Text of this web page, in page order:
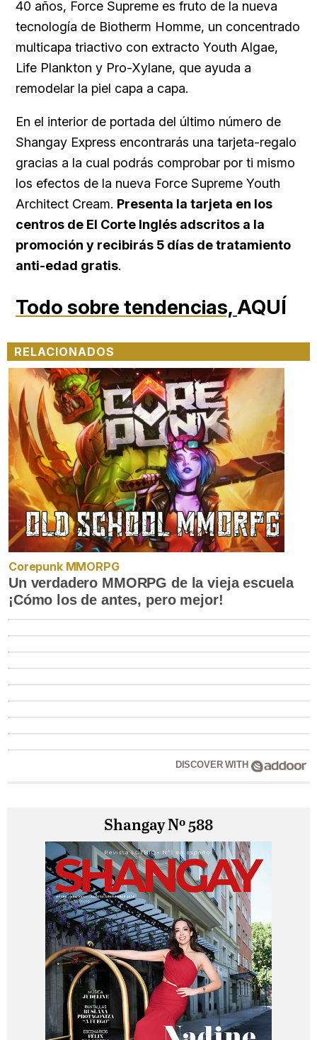
40 años, Force Supreme es fruto de la nueva
tecnología de Biotherm Homme, un concentrado
multicapa triactivo con extracto Youth Algae,
Life Plankton y Pro-Xylane, que ayuda a
remodelar la piel capa a capa.
En el interior de portada del último número de
Shangay Express encontrarás una tarjeta-regalo
gracias a la cual podrás comprobar por ti mismo
los efectos de la nueva Force Supreme Youth
Architect Cream. Presenta la tarjeta en los
centros de El Corte Inglés adscritos a la
promoción y recibirás 5 días de tratamiento
anti-edad gratis.
Todo sobre tendencias, AQUÍ
RELACIONADOS
Corepunk MMORPG
Un verdadero MMORPG de la vieja escuela
¡Cómo los de antes, pero mejor!
DISCOVER WITH
Shangay Nº 588